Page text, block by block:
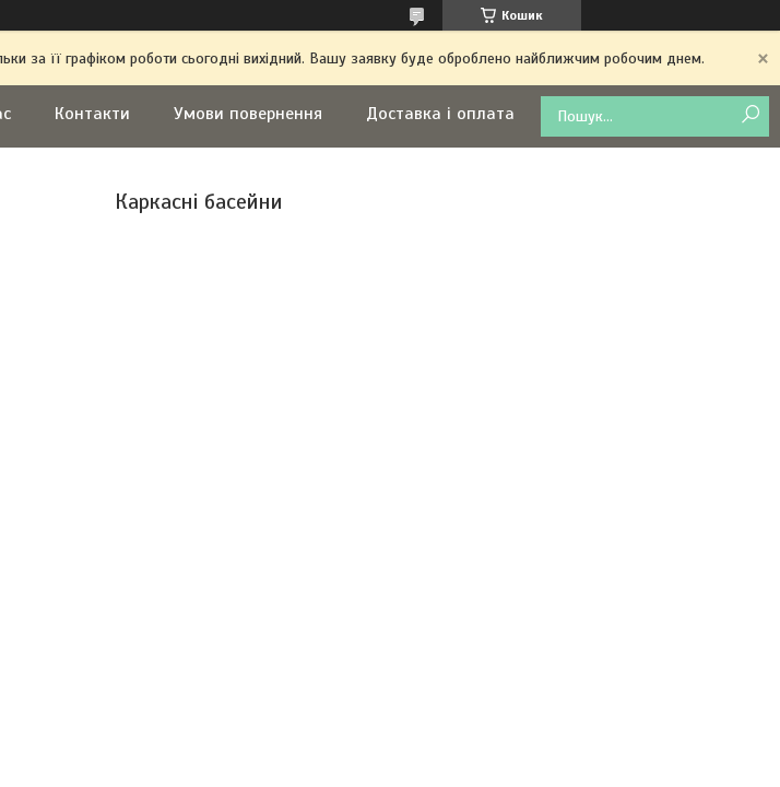
Кошик
за її графіком роботи сьогодні вихідний. Вашу заявку буде оброблено найближчим робочим днем.
Контакти Умови повернення Доставка і оплата
Каркасні басейни